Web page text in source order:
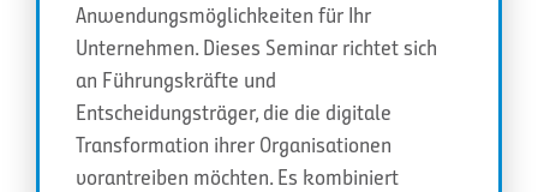
Anwendungsmöglichkeiten für Ihr
Unternehmen. Dieses Seminar richtet sich
an Führungskräfte und
Entscheidungsträger, die die digitale
Transformation ihrer Organisationen
vorantreiben möchten. Es kombiniert